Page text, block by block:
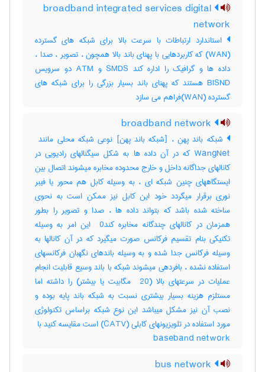
broadband integrated services digital
network
استاندارد ارتباطات با سرعت بالا برای شبکه های گسترده
(WAN) که کاربردهایی با پهنای باند بالا همچون ، تصویر ، صدا ،
داده ها و گرافیک را اداره کند SMDS و ATM دو سرویس
BISND هستند که پهنای باند بسیار بزرگی را برای شبکه های
گسترده (WAN)فراهم می سازد
WangNet که در آن داده ها به شکل سیگنالهای رادیویی در
کانالهای جداگانه داخل و خارج محدوده مخابره میشوند اتصال بین
ایستگاههای چنین شبکه ای ، به وسیله کابل هم محور یا فیبر
نوری برقرار میگردد خود این کابل نیز ممکن است به نحوی
ساخته شده باشد که بتواند داده ها ، صدا و تصویر را بطور
همزمان در کانالهای چندگانه مخابره کند‎ 0 این امر به وسیله
تکنیکی بنام تقسیم فرکانس صورت میگیرد که در آن کانالها به
وسیله فرکانس جدا شده و به وسیله باندهای نگهبان فرکانسهای
استفاده نشده ، بافردهی میشوند شبکه با باند وسیع قابلیت انجام
عملیات در سرعتهای بالا (‎ 20 مگابیت یا بیشتر) را داشته اما
مستلزم هزینه بسیار بیشتری نسبت به شبکه باند پایه بوده و
نصب آن نیز مشکل میباشد این نوع شبکه براساس تکنولوژی
baseband network